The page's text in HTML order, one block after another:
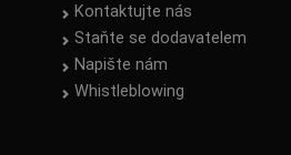
Kontaktujte nás
Staňte se dodavatelem
Napište nám
Whistleblowing